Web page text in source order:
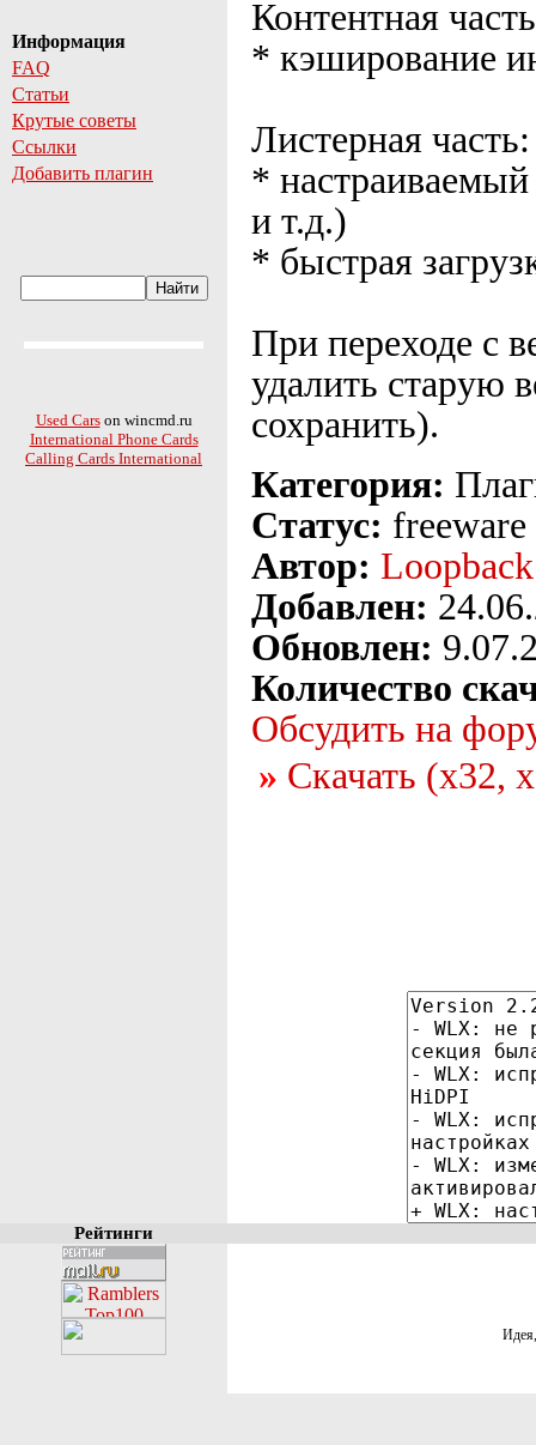
Информация
FAQ
Статьи
Крутые советы
Ссылки
Добавить плагин
Used Carson wincmd.ru
International Phone Cards
Calling Cards International
Контентная
* кэширование
Листерная часть:
*
и т.д.)
* быстрая
При переходе с
удалить старую
сохранить).
Категория:
Статус: freeware
Автор: Loopback
Добавлен:
Обновлен:
Количество
Обсудить на
Скачать (x32,
Рейтинги